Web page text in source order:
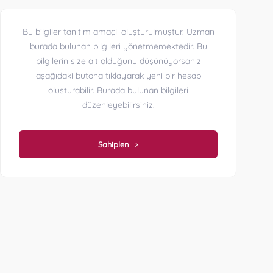
Bu bilgiler tanıtım amaçlı oluşturulmuştur. Uzman
burada bulunan bilgileri yönetmemektedir. Bu
bilgilerin size ait olduğunu düşünüyorsanız
aşağıdaki butona tıklayarak yeni bir hesap
oluşturabilir. Burada bulunan bilgileri
düzenleyebilirsiniz.
Sahiplen